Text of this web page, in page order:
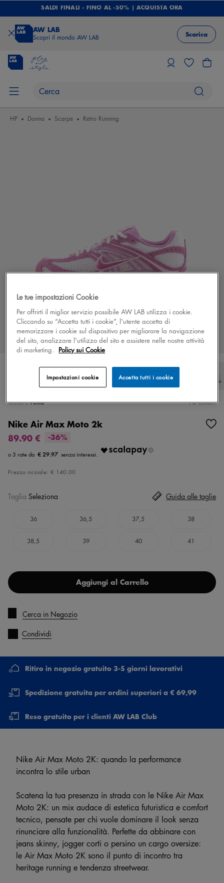
SALDI FINALI - FINO AL -50% | ACQUISTA ORA
AW LAB
Scopri il mondo AW LAB Scarica
HP Donna Scarpe Retro Running
Nike Air Max Moto 2k
89.90 €
-36%
€ 29.97
Prezzo iniziale: € 140.00
Colorerosa 18 colori
Taglia Seleziona
36 36,5 37,5 38
38,5 39 40 41
Guida alle taglie
Aggiungi al Carrello
Cerca in Negozio
Condividi
Ritiro in negozio gratuito 3-5 giorni lavorativi
Spedizione gratuita per ordini superiori a € 69,99
Reso gratuito per i clienti AW LAB Club
Nike Air Max Moto 2K: quando la performance
incontra lo stile urban
Scatena la tua presenza in strada con le Nike Air Max
Moto 2K: un mix audace di estetica futuristica e comfort
tecnico, pensate per chi vuole dominare il look senza
rinunciare alla funzionalità. Perfette da abbinare con
jeans skinny, jogger corti o persino un cargo oversize:
le Air Max Moto 2K sono il punto di incontro tra
heritage running e tendenza streetwear.
Le tue impostazioni Cookie
Per offrirti il miglior servizio possibile AW LAB utilizza i cookie.
Cliccando su “Accetta tutti i cookie”, l'utente accetta di
memorizzare i cookie sul dispositivo per migliorare la navigazione
del sito, analizzare l'utilizzo del sito e assistere nelle nostre attività
di marketing. Policy sui Cookie
Accetta tutti i cookie
Impostazioni cookie